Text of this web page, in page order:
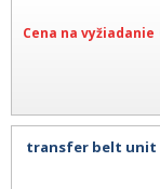
Cena na vyžiadanie
transfer belt unit